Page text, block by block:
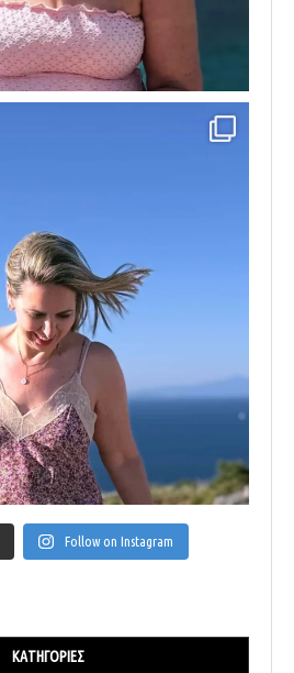
Follow on Instagram
ΚΑΤΗΓΟΡΊΕΣ